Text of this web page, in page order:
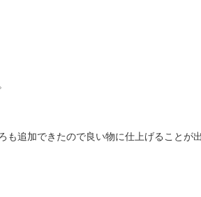
追加できたので良い物に仕上げることが出